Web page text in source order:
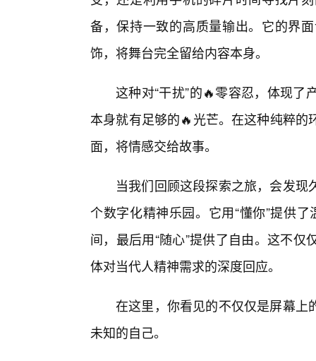
备，保持一致的高质量输出。它的界
饰，将舞台完全留给内容本身。
这种对“干扰”的🔥零容忍，体现
本身就有足够的🔥光芒。在这种纯粹
面，将情感交给故事。
当我们回顾这段探索之旅，会发
个数字化精神乐园。它用“懂你”提供
间，最后用“随心”提供了自由。这不
体对当代人精神需求的深度回应。
在这里，你看见的不仅仅是屏幕上
未知的自己。